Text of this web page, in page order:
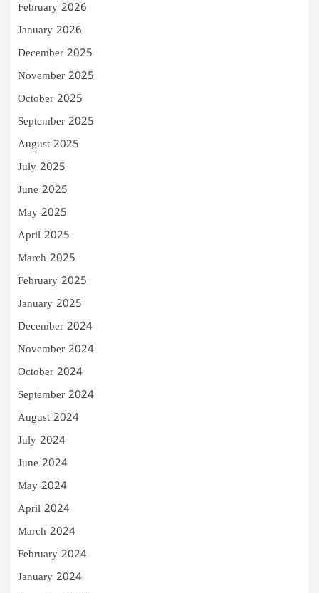
February 2026
January 2026
December 2025
November 2025
October 2025
September 2025
August 2025
July 2025
June 2025
May 2025
April 2025
March 2025
February 2025
January 2025
December 2024
November 2024
October 2024
September 2024
August 2024
July 2024
June 2024
May 2024
April 2024
March 2024
February 2024
January 2024